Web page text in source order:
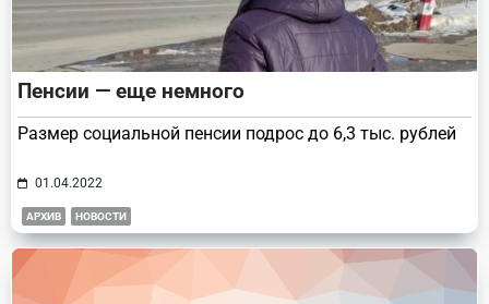
Пенсии — еще немного
Размер социальной пенсии подрос до 6,3 тыс. рублей
01.04.2022
АРХИВ НОВОСТИ